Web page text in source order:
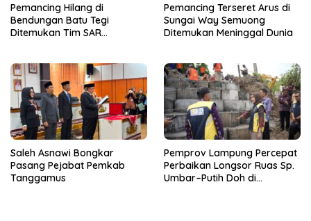
Pemancing Hilang di
Bendungan Batu Tegi
Ditemukan Tim SAR
Pemancing Terseret Arus di
Sungai Way Semuong
Ditemukan Meninggal Dunia
Saleh Asnawi Bongkar
Pasang Pejabat Pemkab
Tanggamus
Pemprov Lampung Percepat
Perbaikan Longsor Ruas Sp.
Umbar–Putih Doh di